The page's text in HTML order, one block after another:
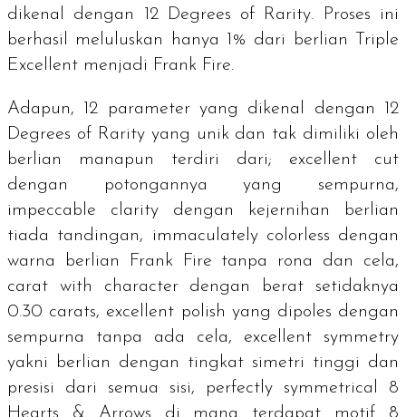
dikenal dengan
12 Degrees of Rarity. Proses ini
berhasil meluluskan hanya 1% dari berlian
Triple
Excellent menjadi Frank Fire.
Adapun, 12 parameter yang dikenal dengan
12
Degrees of Rarityyang unik dan tak dimiliki oleh
berlian manapun terdiri dari; excellent cut
dengan potongannya yang sempurna,
impeccable clarity dengan kejernihan berlian
tiada tandingan, immaculately colorless dengan
warna berlian Frank Fire tanpa rona dan cela,
carat with character dengan berat setidaknya
0.30 carats, excellent polish yang dipoles dengan
sempurna tanpa ada cela, excellent symmetry
yakni berlian dengan tingkat simetri tinggi dan
presisi dari semua sisi, perfectly symmetrical 8